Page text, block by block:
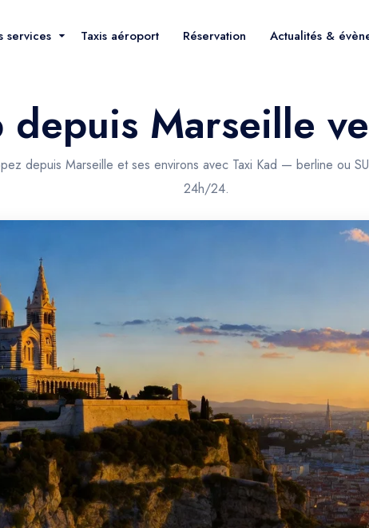
services Taxis aéroport Réservation Actualités &
Marseille
depuis Marseille et ses environs avec Taxi Kad — berline ou
24h/24.